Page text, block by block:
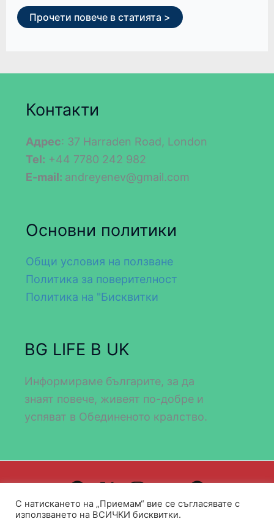
Прочети повече в статията >
Контакти
Адрес: 37 Harraden Road, London
Tel: +44 7780 242 982
E-mail: andreyenev@gmail.com
Основни политики
Общи условия на ползване
Политика за поверителност
Политика на "Бисквитки
BG LIFE В UK
Информираме българите, за да
знаят повече, живеят по-добре и
успяват в Обединеното кралство.
Design by WEB DEV FOR ALL
С натискането на „Приемам“ вие се съгласявате с
използването на ВСИЧКИ бисквитки.